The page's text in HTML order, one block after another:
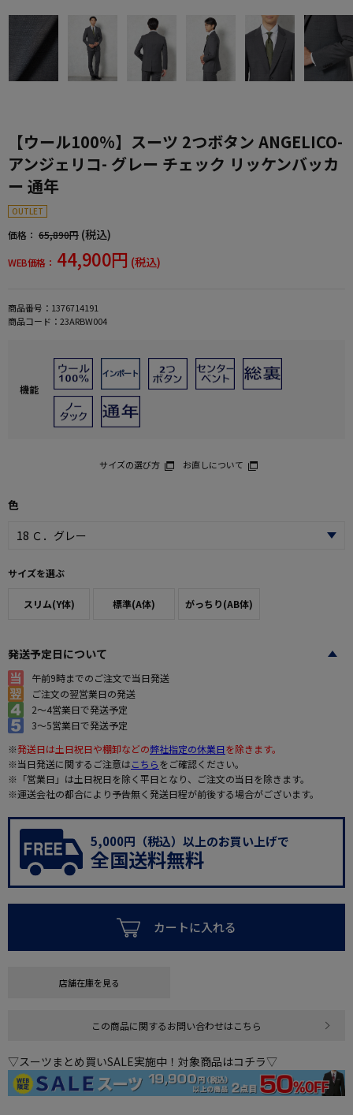
【ウール100%】スーツ 2つボタン ANGELICO-
アンジェリコ- グレー チェック リッケンバッカ
ー 通年
OUTLET
価格： 65,890円 (税込)
WEB価格： 44,900円 (税込)
商品番号： 1376714191
商品コード： 23ARBW004
機能
サイズの選び方 お直しについて
色
サイズを選ぶ
スリム(Y体) 標準(A体) がっちり(AB体)
発送予定日について
午前9時までのご注文で当日発送
ご注文の翌営業日の発送
2～4営業日で発送予定
3～5営業日で発送予定
※発送日は土日祝日や棚卸などの弊社指定の休業日を除きます。
※当日発送に関するご注意はこちらをご確認ください。
※「営業日」は土日祝日を除く平日となり、ご注文の当日を除きます。
※運送会社の都合により予告無く発送日程が前後する場合がございます。
5,000円（税込）以上のお買い上げで
全国送料無料
カートに入れる
店舗在庫を見る
この商品に関するお問い合わせはこちら
▽スーツまとめ買いSALE実施中！対象商品はコチラ▽